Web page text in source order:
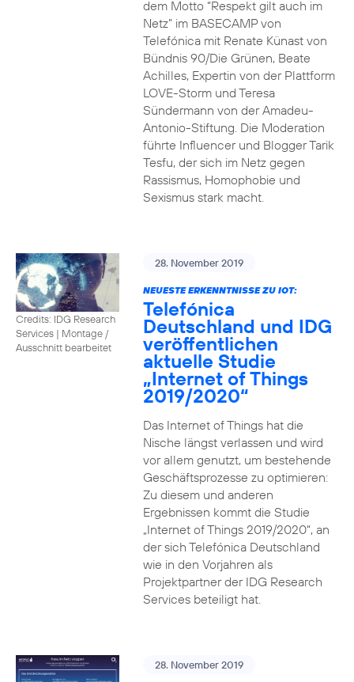
dem Motto “Respekt gilt auch im
Netz” im BASECAMP von
Telefónica mit Renate Künast von
Bündnis 90/Die Grünen, Beate
Achilles, Expertin von der Plattform
LOVE-Storm und Teresa
Sündermann von der Amadeu-
Antonio-Stiftung. Die Moderation
führte Influencer und Blogger Tarik
Tesfu, der sich im Netz gegen
Rassismus, Homophobie und
Sexismus stark macht.
Credits: IDG Research
Services | Montage /
Ausschnitt bearbeitet
28. November 2019
NEUESTE ERKENNTNISSE ZU IOT:
Telefónica
Deutschland und IDG
veröffentlichen
aktuelle Studie
„Internet of Things
2019/2020“
Das Internet of Things hat die
Nische längst verlassen und wird
vor allem genutzt, um bestehende
Geschäftsprozesse zu optimieren:
Zu diesem und anderen
Ergebnissen kommt die Studie
„Internet of Things 2019/2020“, an
der sich Telefónica Deutschland
wie in den Vorjahren als
Projektpartner der IDG Research
Services beteiligt hat.
28. November 2019